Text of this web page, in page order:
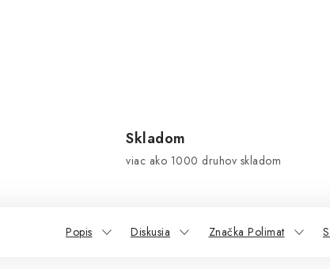
Skladom
viac ako 1000 druhov skladom
Popis Diskusia Značka Polimat